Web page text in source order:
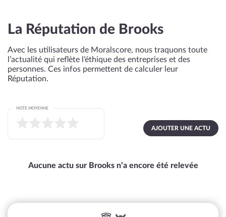
La Réputation de Brooks
Avec les utilisateurs de Moralscore, nous traquons toute
l’actualité qui reflète l’éthique des entreprises et des
personnes. Ces infos permettent de calculer leur
Réputation.
AJOUTER UNE ACTU
NOTE MOYENNE
Aucune actu sur Brooks n’a encore été relevée